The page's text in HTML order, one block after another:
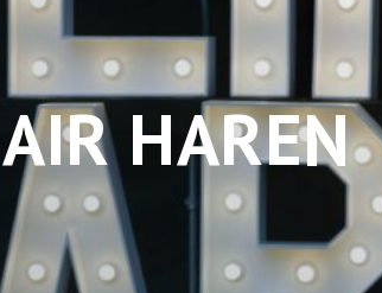
HAREN